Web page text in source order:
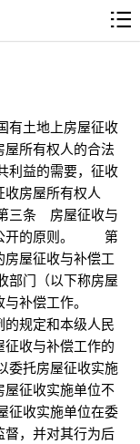
地上房屋征收
所有权人的合法
益的需要，征收
房屋所有权人
三条 房屋征收与
公开的原则。 第
屋征收与补偿工
门（以下称房屋
收与补偿工作。
规定和本级人民
收与补偿工作的
托房屋征收实施
征收实施单位不
收实施单位在委
，并对其行为后